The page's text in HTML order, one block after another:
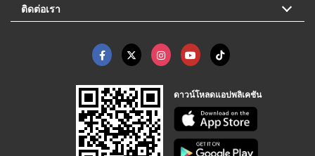
ติดต่อเรา
ดาวน์โหลดแอปพลิเคชัน